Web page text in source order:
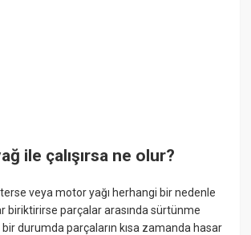
ile çalışırsa ne olur?
veya motor yağı herhangi bir nedenle
biriktirirse parçalar arasında sürtünme
bir durumda parçaların kısa zamanda hasar